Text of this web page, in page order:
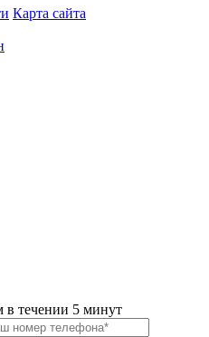
Карта сайта
в течении 5 минут